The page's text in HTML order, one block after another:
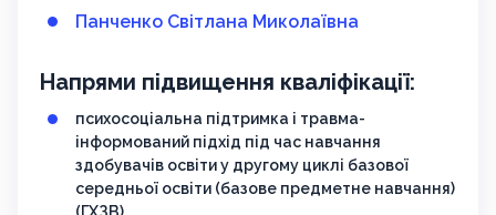
Панченко Світлана Миколаївна
Напрями підвищення кваліфікації:
психосоціальна підтримка і травма-
інформований підхід під час навчання
здобувачів освіти у другому циклі базової
середньої освіти (базове предметне навчання)